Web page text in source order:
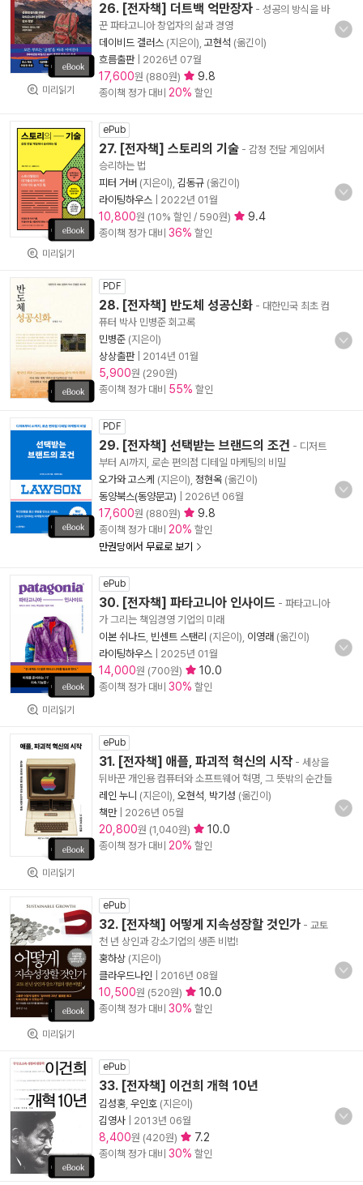
미리읽기
26. [전자책] 더트백 억만장자 - 성공의 방식을 바
꾼 파타고니아 창업자의 삶과 경영
데이비드 겔러스 (지은이), 고현석 (옮긴이)
흐름출판| 2026년 07월
17,600원 (880원) 9.8
종이책 정가 대비 20% 할인
미리읽기
ePub
27. [전자책] 스토리의 기술 - 감정 전달 게임에서
승리하는 법
피터 거버 (지은이), 김동규 (옮긴이)
라이팅하우스
2022년 01월
10,800원 (10% 할인 / 590원) 9.4
종이책 정가 대비 36% 할인
PDF
28. [전자책] 반도체 성공신화 - 대한민국 최초 컴
퓨터 박사 민병준 회고록
민병준 (지은이)
상상출판| 2014년 01월
5,900원 (290원)
종이책 정가 대비 55% 할인
PDF
29. [전자책] 선택받는 브랜드의 조건 - 디저트
부터 AI까지, 로손 편의점 디테일 마케팅의 비밀
오가와 고스케 (지은이), 정현옥 (옮긴이)
동양북스(동양문고)
2026년 06월
17,600원 (880원) 9.8
종이책 정가 대비 20% 할인
만권당에서 무료로 보기
미리읽기
ePub
30. [전자책] 파타고니아 인사이드 - 파타고니아
가 그리는 책임경영 기업의 미래
이본 쉬나드 빈센트 스탠리 (지은이), 이영래 (옮긴이)
라이팅하우스
2025년 01월
14,000원 (700원) 10.0
종이책 정가 대비 30% 할인
미리읽기
ePub
31. [전자책] 애플, 파괴적 혁신의 시작 - 세상을
뒤바꾼 개인용 컴퓨터와 소프트웨어 혁명, 그 뜻밖의 순간들
레인 누니 (지은이), 오현석 박기성 (옮긴이)
책만| 2026년 05월
20,800원 (1,040원) 10.0
종이책 정가 대비 20% 할인
미리읽기
ePub
32. [전자책] 어떻게 지속성장할 것인가 - 교토
천 년 상인과 강소기업의 생존 비법!
홍하상 (지은이)
클라우드나인
2016년 08월
10,500원 (520원) 10.0
종이책 정가 대비 30% 할인
ePub
33. [전자책] 이건희 개혁 10년
김성홍 우인호 (지은이)
김영사
2013년 06월
8,400원 (420원) 7.2
종이책 정가 대비 30% 할인